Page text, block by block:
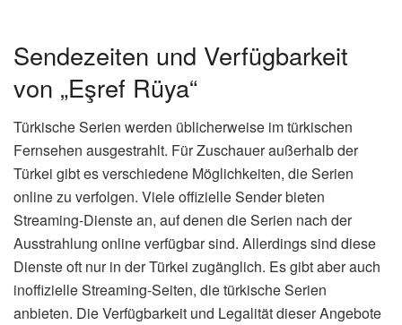
Sendezeiten und Verfügbarkeit
von „Eşref Rüya“
Türkische Serien werden üblicherweise im türkischen
Fernsehen ausgestrahlt. Für Zuschauer außerhalb der
Türkei gibt es verschiedene Möglichkeiten, die Serien
online zu verfolgen. Viele offizielle Sender bieten
Streaming-Dienste an, auf denen die Serien nach der
Ausstrahlung online verfügbar sind. Allerdings sind diese
Dienste oft nur in der Türkei zugänglich. Es gibt aber auch
inoffizielle Streaming-Seiten, die türkische Serien
anbieten. Die Verfügbarkeit und Legalität dieser Angebote